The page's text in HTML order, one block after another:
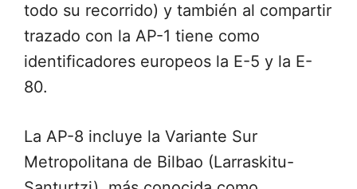
todo su recorrido) y también al compartir
trazado con la AP-1 tiene como
identificadores europeos la E-5 y la E-
80.
La AP-8 incluye la Variante Sur
Metropolitana de Bilbao (Larraskitu-